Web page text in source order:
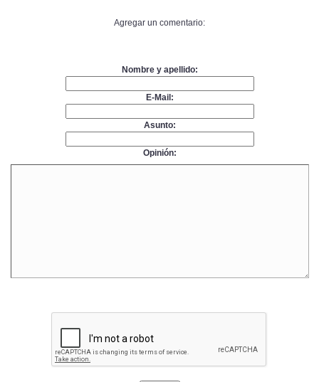
Agregar un comentario:
Nombre y apellido:
E-Mail:
Asunto:
Opinión: